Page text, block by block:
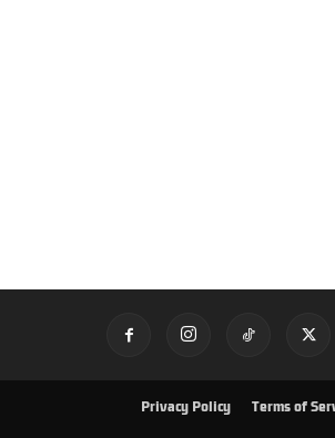
Privacy Policy Terms of